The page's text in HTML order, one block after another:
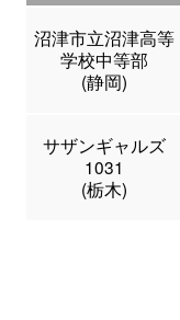
沼津市立沼津高等
学校中等部
(静岡)
サザンギャルズ
1031
(栃木)